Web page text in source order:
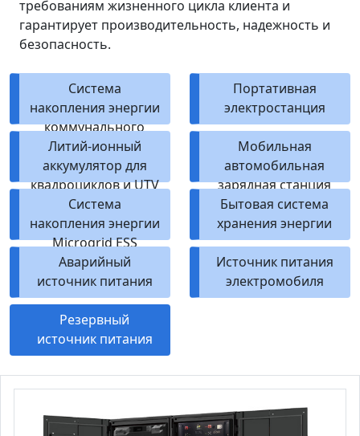
требованиям жизненного цикла клиента и
гарантирует производительность, надежность и
безопасность.
Система
накопления энергии
коммунального
масштаба
Портативная
электростанция
Литий-ионный
аккумулятор для
квадроциклов и UTV
Мобильная
автомобильная
зарядная станция
Система
накопления энергии
Microgrid ESS
Бытовая система
хранения энергии
Аварийный
источник питания
Источник питания
электромобиля
Резервный
источник питания
связи